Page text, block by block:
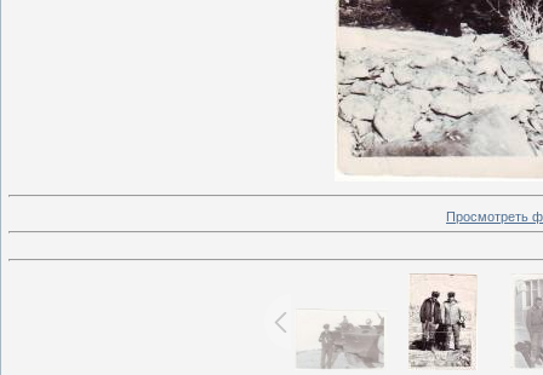
Просмотреть